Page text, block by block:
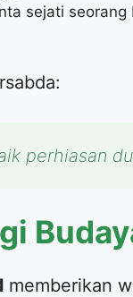
sejati
perhiasan
memberikan